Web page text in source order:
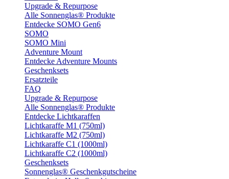
Upgrade & Repurpose
Alle Sonnenglas® Produkte
Entdecke SOMO Gen6
SOMO
SOMO Mini
Adventure Mount
Entdecke Adventure Mounts
Geschenksets
Ersatzteile
FAQ
Upgrade & Repurpose
Alle Sonnenglas® Produkte
Entdecke Lichtkaraffen
Lichtkaraffe M1 (750ml)
Lichtkaraffe M2 (750ml)
Lichtkaraffe C1 (1000ml)
Lichtkaraffe C2 (1000ml)
Geschenksets
Sonnenglas® Geschenkgutscheine